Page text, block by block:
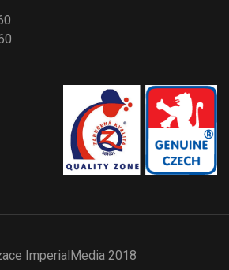
ImperialMedia 2018